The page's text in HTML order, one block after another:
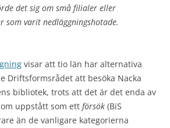
det sig om små filialer eller
som varit nedläggningshotade.
visar att tio län har alternativa
Driftsformsrådet att besöka Nacka
bibliotek, trots att det är det enda av
uppstått som ett försök (BiS
än de vanligare kategorierna